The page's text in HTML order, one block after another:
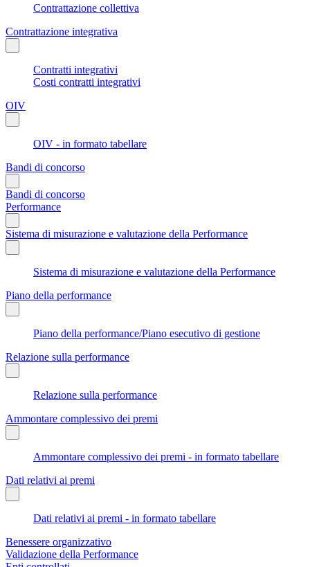
Contrattazione collettiva
Contrattazione integrativa
Contratti integrativi
Costi contratti integrativi
OIV
OIV - in formato tabellare
Bandi di concorso
Bandi di concorso
Performance
Sistema di misurazione e valutazione della Performance
Sistema di misurazione e valutazione della Performance
Piano della performance
Piano della performance/Piano esecutivo di gestione
Relazione sulla performance
Relazione sulla performance
Ammontare complessivo dei premi
Ammontare complessivo dei premi - in formato tabellare
Dati relativi ai premi
Dati relativi ai premi - in formato tabellare
Benessere organizzativo
Validazione della Performance